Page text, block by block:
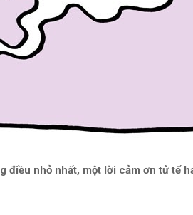
nhỏ nhất, một lời cảm ơn tử tế